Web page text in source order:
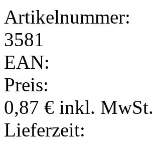
Artikelnummer:
3581
EAN:
Preis:
0,87 € inkl. MwSt.
Lieferzeit: